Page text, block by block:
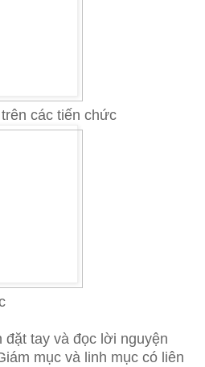
các tiến chức
tay và đọc lời nguyện
mục và linh mục có liên